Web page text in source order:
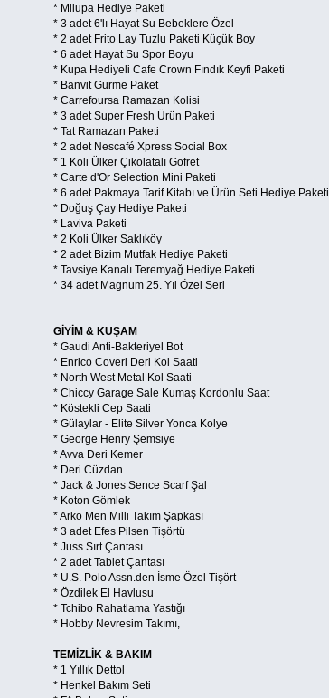
* Milupa Hediye Paketi
* 3 adet 6'lı Hayat Su Bebeklere Özel
* 2 adet Frito Lay Tuzlu Paketi Küçük Boy
* 6 adet Hayat Su Spor Boyu
* Kupa Hediyeli Cafe Crown Fındık Keyfi Paketi
* Banvit Gurme Paket
* Carrefoursa Ramazan Kolisi
* 3 adet Super Fresh Ürün Paketi
* Tat Ramazan Paketi
* 2 adet Nescafé Xpress Social Box
* 1 Koli Ülker Çikolatalı Gofret
* Carte d'Or Selection Mini Paketi
* 6 adet Pakmaya Tarif Kitabı ve Ürün Seti Hediye Paketi
* Doğuş Çay Hediye Paketi
* Laviva Paketi
* 2 Koli Ülker Saklıköy
* 2 adet Bizim Mutfak Hediye Paketi
* Tavsiye Kanalı Teremyağ Hediye Paketi
* 34 adet Magnum 25. Yıl Özel Seri
GİYİM & KUŞAM
* Gaudi Anti-Bakteriyel Bot
* Enrico Coveri Deri Kol Saati
* North West Metal Kol Saati
* Chiccy Garage Sale Kumaş Kordonlu Saat
* Köstekli Cep Saati
* Gülaylar - Elite Silver Yonca Kolye
* George Henry Şemsiye
* Avva Deri Kemer
* Deri Cüzdan
* Jack & Jones Sence Scarf Şal
* Koton Gömlek
* Arko Men Milli Takım Şapkası
* 3 adet Efes Pilsen Tişörtü
* Juss Sırt Çantası
* 2 adet Tablet Çantası
* U.S. Polo Assn.den İsme Özel Tişört
* Özdilek El Havlusu
* Tchibo Rahatlama Yastığı
* Hobby Nevresim Takımı,
TEMİZLİK & BAKIM
* 1 Yıllık Dettol
* Henkel Bakım Seti